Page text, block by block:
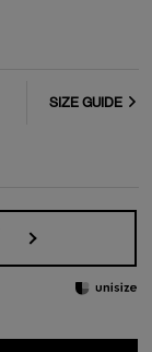
SIZE GUIDE